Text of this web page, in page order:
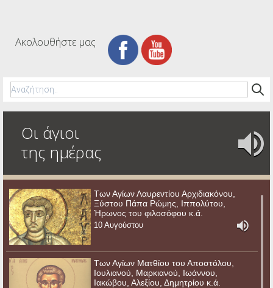
Ακολουθήστε μας
Οι άγιοι
της ημέρας
Των Αγίων Λαυρεντίου Αρχιδιακόνου,
Ξύστου Πάπα Ρώμης, Ιππολύτου,
Ήρωνος του φιλοσόφου κ.ά.
10 Αυγούστου
Των Αγίων Ματθίου του Αποστόλου,
Ιουλιανού, Μαρκιανού, Ιωάννου,
Ιακώβου, Αλεξίου, Δημητρίου κ.ά.